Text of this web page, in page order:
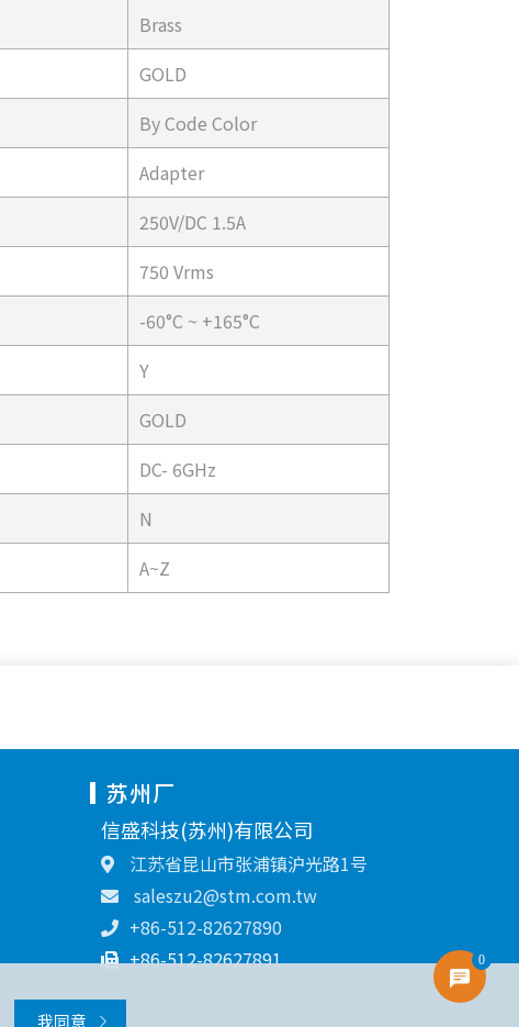
Brass
GOLD
By Code Color
Adapter
250V/DC 1.5A
750 Vrms
-60°C ~ +165°C
Y
GOLD
DC- 6GHz
N
A~Z
苏州厂
信盛科技(苏州)有限公司
江苏省昆山市张浦镇沪光路1号
saleszu2@stm.com.tw
+86-512-82627890
+86-512-82627891
我同意
0